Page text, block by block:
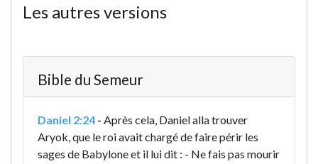
Les autres versions
Bible du Semeur
Daniel 2:24 - Après cela, Daniel alla trouver
Aryok, que le roi avait chargé de faire périr les
sages de Babylone et il lui dit : - Ne fais pas mourir